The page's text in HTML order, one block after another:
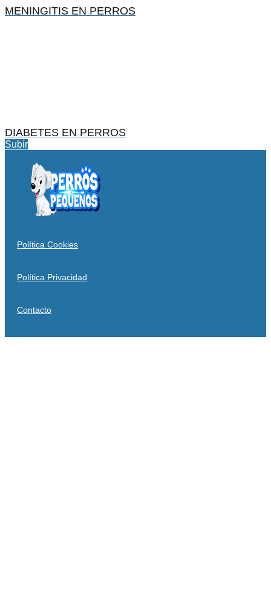
MENINGITIS EN PERROS
DIABETES EN PERROS
Subir
Política Cookies
Política Privacidad
Contacto